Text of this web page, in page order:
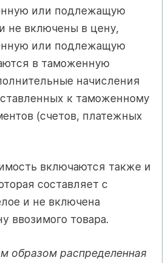
или подлежащую
не включены в цену,
или подлежащую
в таможенную
начисления
к таможенному
(счетов, платежных
включаются также и
составляет с
и не включена
ввозимого товара.
образом распределенная